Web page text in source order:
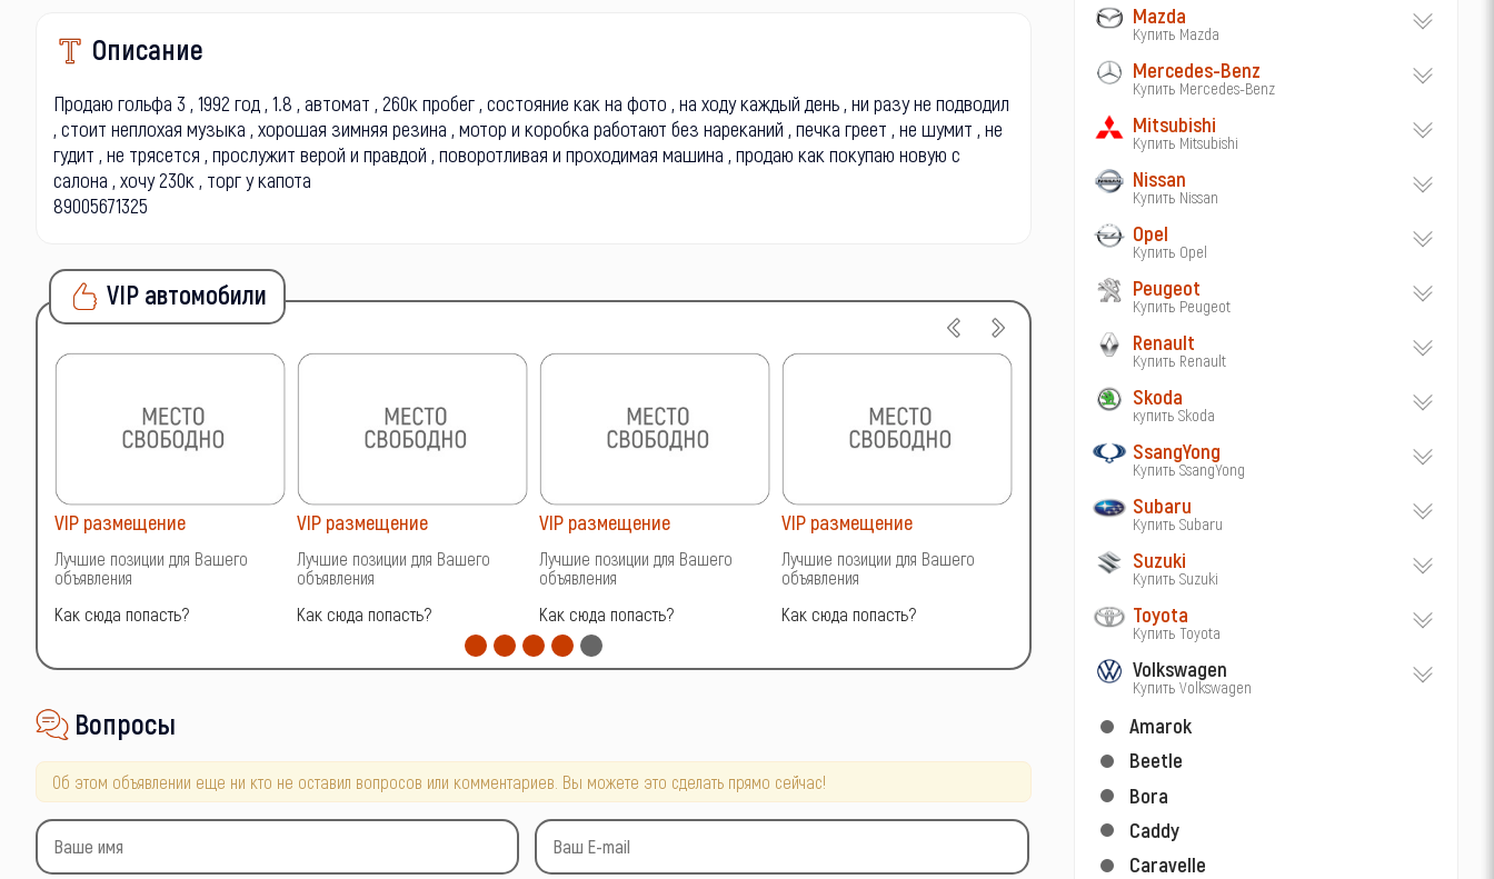
Описание
Продаю гольфа 3 , 1992 год , 1.8 , автомат , 260к пробег , состояние как на фото , на ходу каждый день , ни разу не подводил
, стоит неплохая музыка , хорошая зимняя резина , мотор и коробка работают без нареканий , печка греет , не шумит , не
гудит , не трясется , прослужит верой и правдой , поворотливая и проходимая машина , продаю как покупаю новую с
салона , хочу 230к , торг у капота
89005671325
VIP автомобили
VIP размещение
Лучшие позиции для Вашего
объявления
Как сюда попасть?
VIP размещение
Лучшие позиции для Вашего
объявления
Как сюда попасть?
VIP размещение
Лучшие позиции для Вашего
объявления
Как сюда попасть?
VIP размещение
Лучшие позиции для Вашего
объявления
Как сюда попасть?
Вопросы
Об этом объявлении еще ни кто не оставил вопросов или комментариев. Вы можете это сделать прямо сейчас!
Mazda
Купить Mazda
Mercedes-Benz
Купить Mercedes-Benz
Mitsubishi
Купить Mitsubishi
Nissan
Купить Nissan
Opel
Купить Opel
Peugeot
Купить Peugeot
Renault
Купить Renault
Skoda
купить Skoda
SsangYong
Купить SsangYong
Subaru
Купить Subaru
Suzuki
Купить Suzuki
Toyota
Купить Toyota
Volkswagen
Купить Volkswagen
Amarok
Beetle
Bora
Caddy
Caravelle